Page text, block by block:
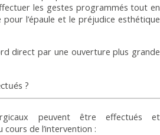
les gestes programmés tout en
l’épaule et le préjudice esthétique
direct par une ouverture plus grande
?
peuvent être effectués et
cours de l’intervention :